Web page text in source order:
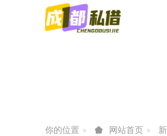
你的位置 网站首页